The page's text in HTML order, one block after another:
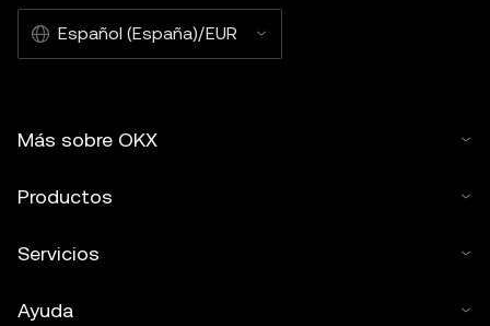
Español (España)/EUR
Más sobre OKX
Productos
Servicios
Ayuda